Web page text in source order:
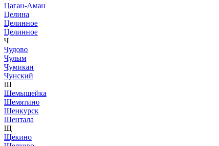
Цаган-Аман
Целина
Целинное
Целинное
Ч
Чудово
Чулым
Чумикан
Чунский
Ш
Шемышейка
Шемятино
Шенкурск
Шентала
Щ
Щекино